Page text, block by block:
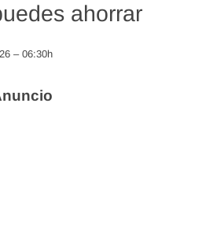
ahorrar
– 06:30h